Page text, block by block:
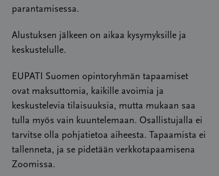
parantamisessa.
Alustuksen jälkeen on aikaa kysymyksille ja
keskustelulle.
EUPATI Suomen opintoryhmän tapaamiset
ovat maksuttomia, kaikille avoimia ja
keskustelevia tilaisuuksia, mutta mukaan saa
tulla myös vain kuuntelemaan. Osallistujalla ei
tarvitse olla pohjatietoa aiheesta. Tapaamista ei
tallenneta, ja se pidetään verkkotapaamisena
Zoomissa.